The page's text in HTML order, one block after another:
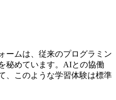
ームは、従来のプログラミン
秘めています。AIとの協働
、このような学習体験は標準